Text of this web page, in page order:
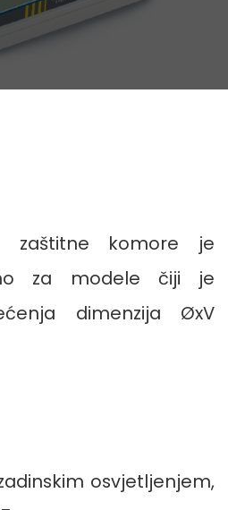
zaštitne komore je
za modele čiji je
dimenzija ØxV
osvjetljenjem,